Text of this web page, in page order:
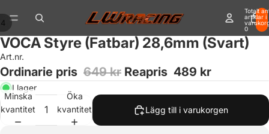
Totalt
artiklar i
0
4
VOCA Styre (Fatbar) 28,6mm (Svart)
Art.nr.
Ordinarie pris 649 kr Reapris 489 kr
I lager
Minska
kvantitet
Öka
kvantitet
Lägg till i varukorgen